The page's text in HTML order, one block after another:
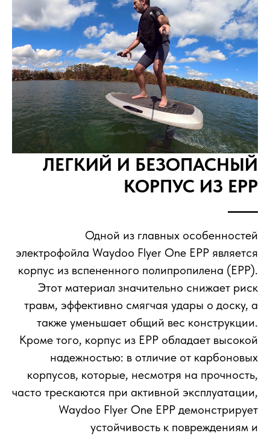
ЛЕГКИЙ И БЕЗОПАСНЫЙ
КОРПУС ИЗ EPP
Одной из главных особенностей
электрофойла Waydoo Flyer One EPP является
корпус из вспененного полипропилена (EPP).
Этот материал значительно снижает риск
травм, эффективно смягчая удары о доску, а
также уменьшает общий вес конструкции.
Кроме того, корпус из EPP обладает высокой
надежностью: в отличие от карбоновых
корпусов, которые, несмотря на прочность,
часто трескаются при активной эксплуатации,
Waydoo Flyer One EPP демонстрирует
устойчивость к повреждениям и